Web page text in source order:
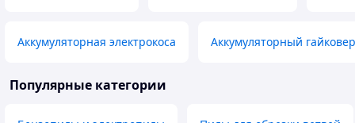
Аккумуляторная электрокоса Аккумуляторный
Популярные категории